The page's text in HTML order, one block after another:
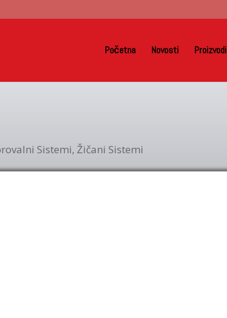
Početna Novosti Proizvodi
Sistemi,Žičani Sistemi